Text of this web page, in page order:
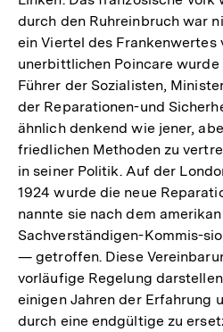
durch den Ruhreinbruch war
ein Viertel des Frankenwertes
unerbittlichen Poincare
Führer der Sozialisten,
der Reparationen-und
ähnlich denkend wie jener,
friedlichen Methoden zu
in seiner Politik. Auf der
1924 wurde die neue
nannte sie nach dem
Sachverständigen-Kommis-
— getroffen. Diese
vorläufige Regelung
einigen Jahren der Erfahrung
durch eine endgültige zu